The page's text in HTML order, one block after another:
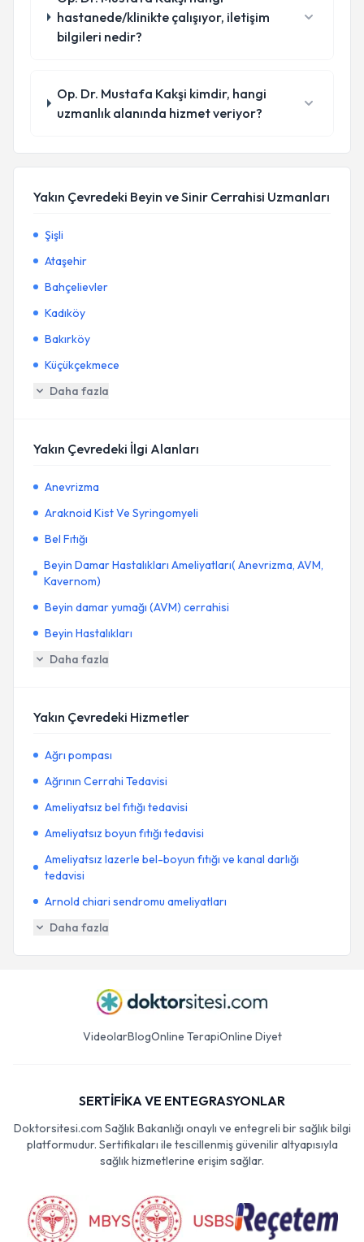
hastanede/klinikte çalışıyor, iletişim
bilgileri nedir?
Op. Dr. Mustafa Kakşi kimdir, hangi
uzmanlık alanında hizmet veriyor?
Yakın Çevredeki Beyin ve Sinir Cerrahisi Uzmanları
Şişli
Ataşehir
Bahçelievler
Kadıköy
Bakırköy
Küçükçekmece
Daha fazla
Yakın Çevredeki İlgi Alanları
Anevrizma
Araknoid Kist Ve Syringomyeli
Bel Fıtığı
Beyin Damar Hastalıkları Ameliyatları( Anevrizma, AVM,
Kavernom)
Beyin damar yumağı (AVM) cerrahisi
Beyin Hastalıkları
Daha fazla
Yakın Çevredeki Hizmetler
Ağrı pompası
Ağrının Cerrahi Tedavisi
Ameliyatsız bel fıtığı tedavisi
Ameliyatsız boyun fıtığı tedavisi
Ameliyatsız lazerle bel-boyun fıtığı ve kanal darlığı
tedavisi
Arnold chiari sendromu ameliyatları
Daha fazla
VideolarBlogOnline TerapiOnline Diyet
SERTİFİKA VE ENTEGRASYONLAR
Doktorsitesi.com Sağlık Bakanlığı onaylı ve entegreli bir sağlık bilgi
platformudur. Sertifikaları ile tescillenmiş güvenilir altyapısıyla
sağlık hizmetlerine erişim sağlar.